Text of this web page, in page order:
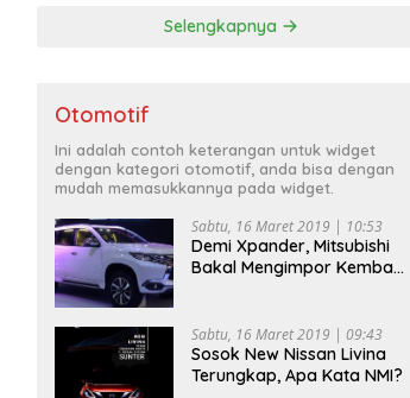
Selengkapnya
Otomotif
Ini adalah contoh keterangan untuk widget
dengan kategori otomotif, anda bisa dengan
mudah memasukkannya pada widget.
Sabtu, 16 Maret 2019 | 10:53
Demi Xpander, Mitsubishi
Bakal Mengimpor Kembali
Sabtu, 16 Maret 2019 | 09:43
Sosok New Nissan Livina
Terungkap, Apa Kata NMI?